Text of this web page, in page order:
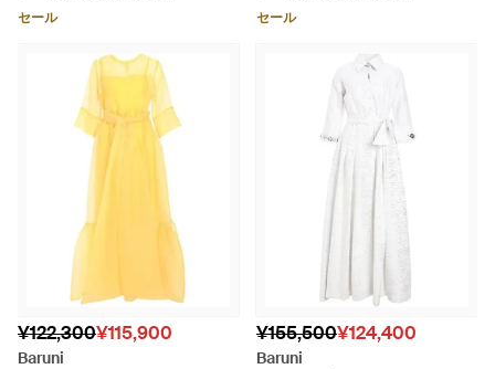
セール セール
¥122,300¥115,900
Baruni
¥155,500¥124,400
Baruni